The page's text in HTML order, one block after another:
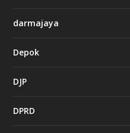
darmajaya
Depok
DJP
DPRD